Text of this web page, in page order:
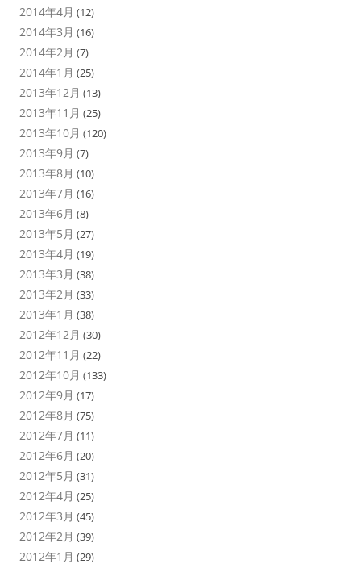
2014年4月 (12)
2014年3月 (16)
2014年2月 (7)
2014年1月 (25)
2013年12月 (13)
2013年11月 (25)
2013年10月 (120)
2013年9月 (7)
2013年8月 (10)
2013年7月 (16)
2013年6月 (8)
2013年5月 (27)
2013年4月 (19)
2013年3月 (38)
2013年2月 (33)
2013年1月 (38)
2012年12月 (30)
2012年11月 (22)
2012年10月 (133)
2012年9月 (17)
2012年8月 (75)
2012年7月 (11)
2012年6月 (20)
2012年5月 (31)
2012年4月 (25)
2012年3月 (45)
2012年2月 (39)
2012年1月 (29)